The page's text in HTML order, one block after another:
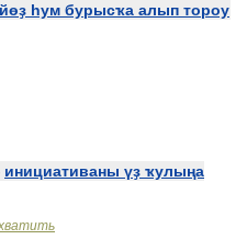
йөҙ һум бурысҡа алып тороу
инициативаны үҙ ҡулыңа